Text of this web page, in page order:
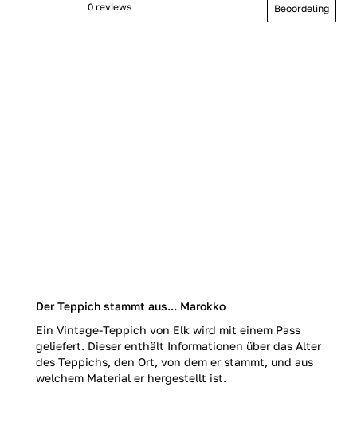
Der Teppich stammt aus... Marokko
Ein Vintage-Teppich von Elk wird mit einem Pass
geliefert. Dieser enthält Informationen über das Alter
des Teppichs, den Ort, von dem er stammt, und aus
welchem Material er hergestellt ist.
0 reviews Beoordeling